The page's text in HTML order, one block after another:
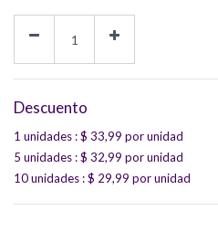
Descuento
1 unidades : $ 33,99 por unidad
5 unidades : $ 32,99 por unidad
10 unidades : $ 29,99 por unidad